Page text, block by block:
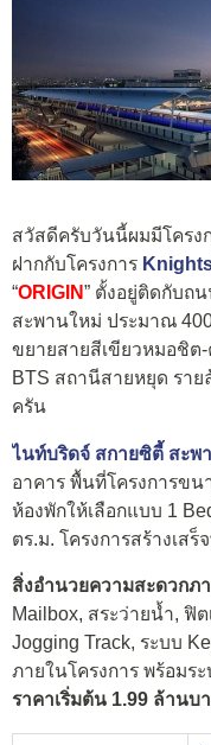
สวัสดีครับวันนี้ผมมีโครง
ฝากกับโครงการ
“ORIGIN” ตั้งอยู่ติดกับถ
สะพานใหม่ ประมาณ
ขยายสายสีเขียวหมอชิต
BTS สถานีสายหยุด รา
ครัน
ไนท์บริดจ์ สกายซิตี้ สะพ
อาคาร พื้นที่โครงการขน
ห้องพักให้เลือกแบบ 1
ตร.ม. โครงการสร้างเส
สิ่งอำนวยความสะดวกภ
Mailbox, สระว่ายน้ำ, ฟิ
Jogging Track, ระบบ
ภายในโครงการ พร้อมร
ราคาเริ่มต้น 1.99 ล้านบ